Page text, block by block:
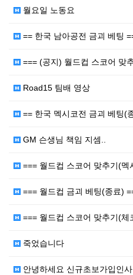
월요일 노동요
== 한국 남아공전 금괴 베팅
=== (공지) 월드컵 스코어 맞
Road15 팀배 영상
== 한국 멕시코전 금괴 베팅(
GM 슨생님 책임 지셈..
=== 월드컵 스코어 맞추기(멕
=== 월드컵 금괴 베팅(종료)
=== 월드컵 스코어 맞추기(체
죽었습니다
안녕하세요 신규초보가입인